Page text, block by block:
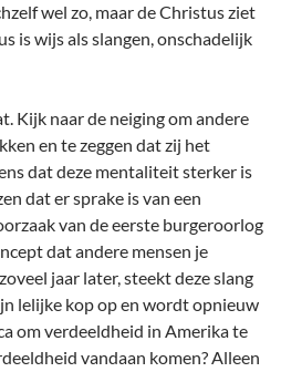
wel zo, maar de Christus ziet
is wijs als slangen, onschadelijk
Kijk naar de neiging om andere
en te zeggen dat zij het
dat deze mentaliteit sterker is
dat er sprake is van een
van de eerste burgeroorlog
dat andere mensen je
jaar later, steekt deze slang
lelijke kop op en wordt opnieuw
om verdeeldheid in Amerika te
vandaan komen? Alleen